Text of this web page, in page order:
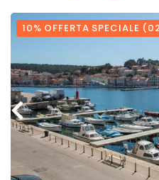
10% OFFERTA SPECIALE